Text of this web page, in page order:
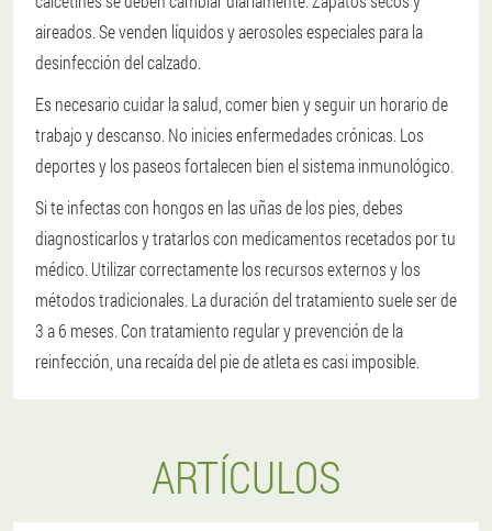
aireados. Se venden líquidos y aerosoles especiales para la
desinfección del calzado.
Es necesario cuidar la salud, comer bien y seguir un horario de
trabajo y descanso. No inicies enfermedades crónicas. Los
deportes y los paseos fortalecen bien el sistema inmunológico.
Si te infectas con hongos en las uñas de los pies, debes
diagnosticarlos y tratarlos con medicamentos recetados por tu
médico. Utilizar correctamente los recursos externos y los
métodos tradicionales. La duración del tratamiento suele ser de
3 a 6 meses. Con tratamiento regular y prevención de la
reinfección, una recaída del pie de atleta es casi imposible.
ARTÍCULOS